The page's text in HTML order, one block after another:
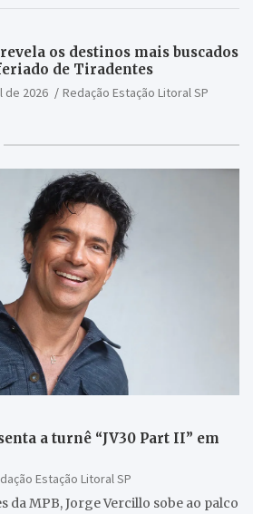
os destinos mais buscados
de Tiradentes
de 2026 Redação Estação Litoral SP
a turnê “JV30 Part II” em
Estação Litoral SP
da MPB, Jorge Vercillo sobe ao palco